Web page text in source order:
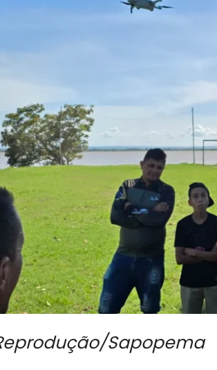
Sapopema